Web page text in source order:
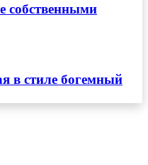
собственными
в стиле богемный